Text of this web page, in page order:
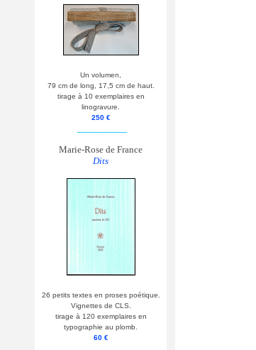
Un volumen,
79 cm de long, 17,5 cm de haut.
tirage à 10 exemplaires en
linogravure.
250 €
Marie-Rose de France
Dits
26 petits textes en proses poétique.
Vignettes de CLS.
tirage à 120 exemplaires en
typographie au plomb.
60 €